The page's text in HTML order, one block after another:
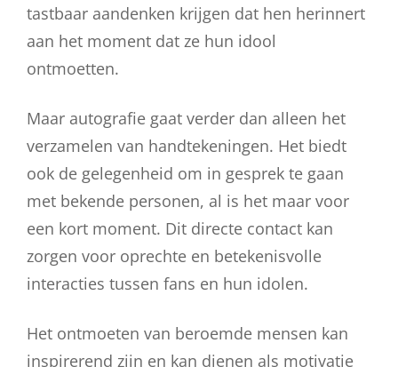
tastbaar aandenken krijgen dat hen herinnert
aan het moment dat ze hun idool
ontmoetten.
Maar autografie gaat verder dan alleen het
verzamelen van handtekeningen. Het biedt
ook de gelegenheid om in gesprek te gaan
met bekende personen, al is het maar voor
een kort moment. Dit directe contact kan
zorgen voor oprechte en betekenisvolle
interacties tussen fans en hun idolen.
Het ontmoeten van beroemde mensen kan
inspirerend zijn en kan dienen als motivatie